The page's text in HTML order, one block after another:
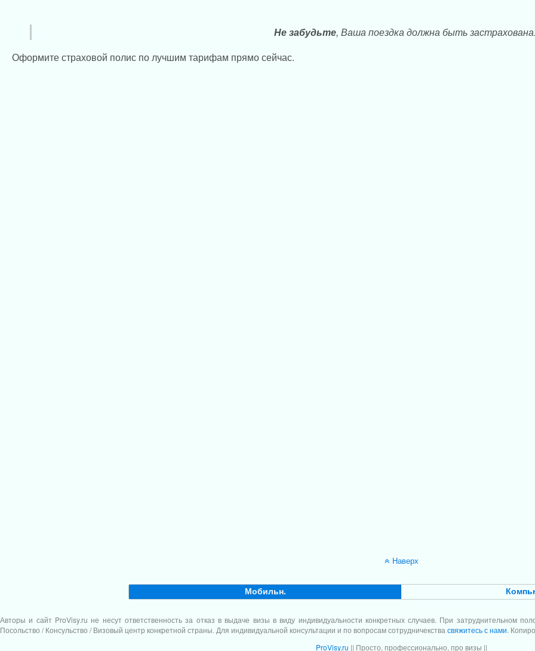
Не забудьте, Ваша поездка должна быть
Оформите страховой полис по лучшим тарифам прямо сейчас.
Наверх
Мобильн.
Авторы и сайт ProVisy.ru не несут ответственность за отказ в выдаче визы в виду индивидуальности конкретных случаев. При затруднительном
Посольство / Консульство / Визовый центр конкретной страны. Для индивидуальной консультации и по вопросам сотрудничекства свяжитесь с нами.
ProVisy.ru || Просто, профессионально, про визы ||